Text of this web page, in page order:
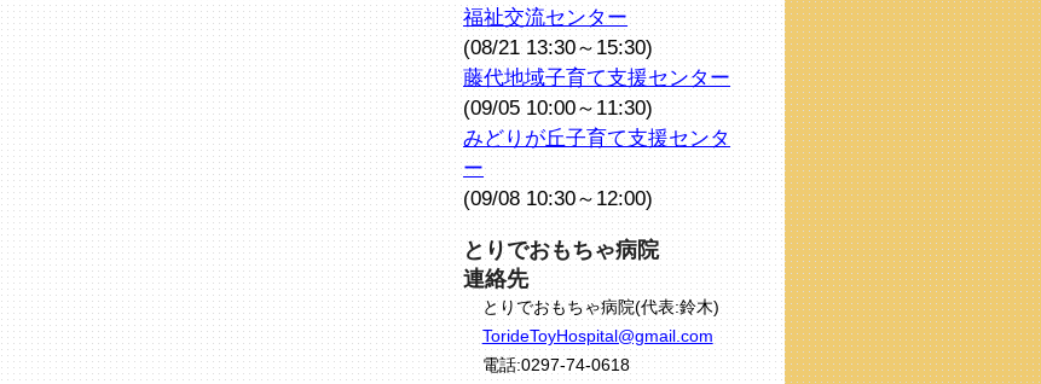
福祉交流センター
(08/21 13:30～15:30)
藤代地域子育て支援センター
(09/05 10:00～11:30)
みどりが丘子育て支援センタ
ー
(09/08 10:30～12:00)
とりでおもちゃ病院
連絡先
とりでおもちゃ病院(代表:鈴木)
TorideToyHospital@gmail.com
電話:0297-74-0618